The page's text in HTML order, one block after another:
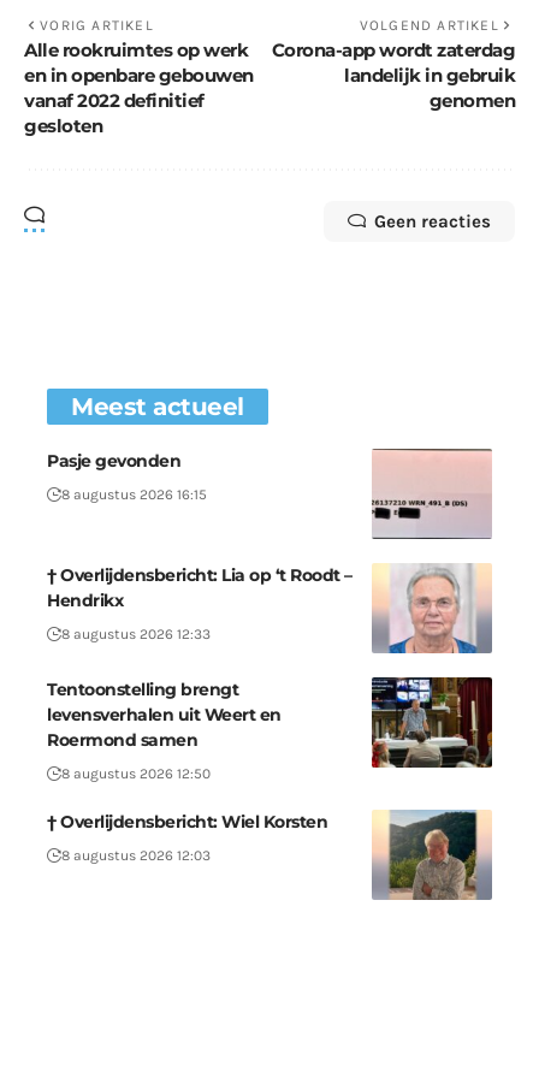
VORIG ARTIKEL
Alle rookruimtes op werk
en in openbare gebouwen
vanaf 2022 definitief
gesloten
VOLGEND ARTIKEL
Corona-app wordt zaterdag
landelijk in gebruik
genomen
Geen reacties
Meest actueel
Pasje gevonden
8 augustus 2026 16:15
† Overlijdensbericht: Lia op ‘t Roodt –
Hendrikx
8 augustus 2026 12:33
Tentoonstelling brengt
levensverhalen uit Weert en
Roermond samen
8 augustus 2026 12:50
† Overlijdensbericht: Wiel Korsten
8 augustus 2026 12:03